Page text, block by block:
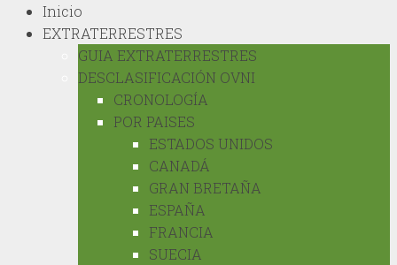
Inicio
EXTRATERRESTRES
GUIA EXTRATERRESTRES
DESCLASIFICACIÓN OVNI
CRONOLOGÍA
POR PAISES
ESTADOS UNIDOS
CANADÁ
GRAN BRETAÑA
ESPAÑA
FRANCIA
SUECIA